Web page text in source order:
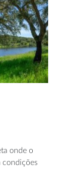
onde o
condições